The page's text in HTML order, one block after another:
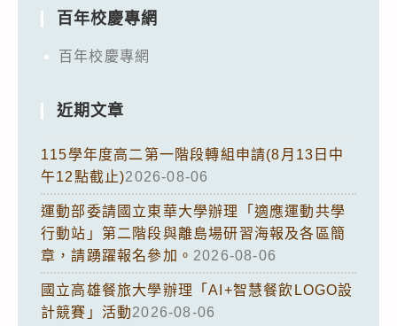
百年校慶專網
百年校慶專網
近期文章
115學年度高二第一階段轉組申請(8月13日中
午12點截止)2026-08-06
運動部委請國立東華大學辦理「適應運動共學
行動站」第二階段與離島場研習海報及各區簡
章，請踴躍報名參加。 2026-08-06
國立高雄餐旅大學辦理「AI+智慧餐飲LOGO設
計競賽」活動2026-08-06